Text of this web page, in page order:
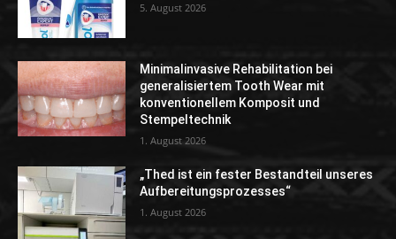
5. August 2026
Minimalinvasive Rehabilitation bei
generalisiertem Tooth Wear mit
konventionellem Komposit und
Stempeltechnik
1. August 2026
„Thed ist ein fester Bestandteil unseres
Aufbereitungsprozesses“
1. August 2026